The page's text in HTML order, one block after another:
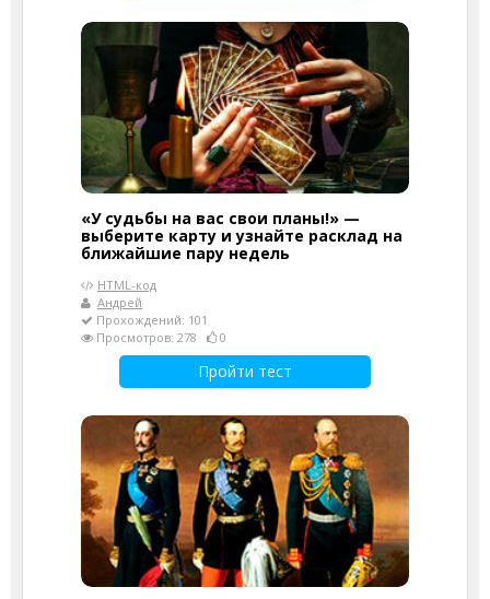
«У судьбы на вас свои планы!» —
выберите карту и узнайте расклад на
ближайшие пару недель
HTML-код
Андрей
Прохождений: 101
Просмотров: 278
0
Пройти тест